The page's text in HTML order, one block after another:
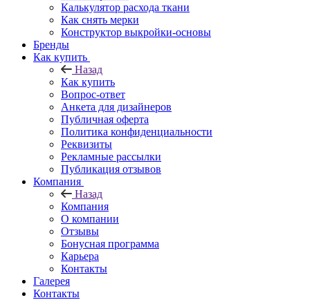
Калькулятор расхода ткани
Как снять мерки
Конструктор выкройки-основы
Бренды
Как купить
Назад
Как купить
Вопрос-ответ
Анкета для дизайнеров
Публичная оферта
Политика конфиденциальности
Реквизиты
Рекламные рассылки
Публикация отзывов
Компания
Назад
Компания
О компании
Отзывы
Бонусная программа
Карьера
Контакты
Галерея
Контакты